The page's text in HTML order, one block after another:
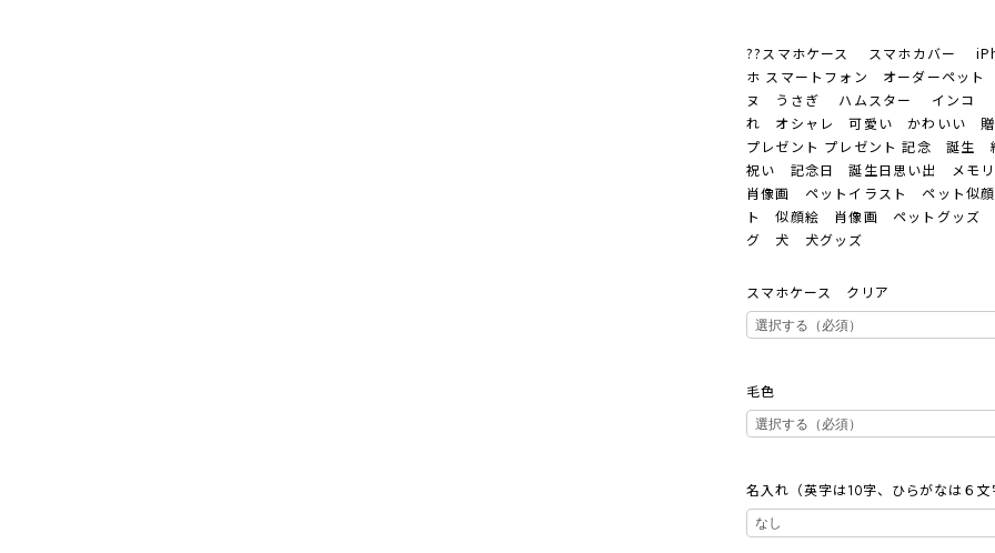
??スマホケース スマホカバー
ホ スマートフォン オーダーペ
ヌ うさぎ ハムスター インコ
れ オシャレ 可愛い かわいい 贈
プレゼント プレゼント 記念 誕
祝い 記念日 誕生日思い出 メ
肖像画 ペットイラスト ペット似
ト 似顔絵 肖像画 ペットグッズ
グ 犬 犬グッズ
スマホケース クリア
毛色
名入れ（英字は10字、ひらがなは６